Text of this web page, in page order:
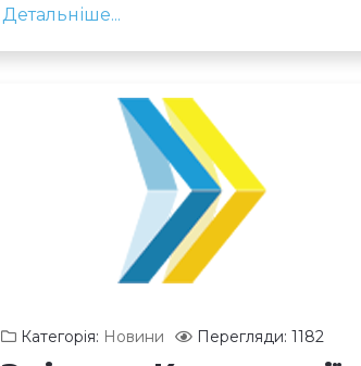
Детальніше...
Категорія: Новини Перегляди: 1182